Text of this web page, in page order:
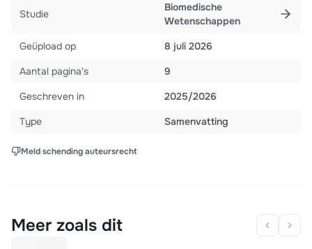
Studie
Biomedische
Wetenschappen
Geüpload op
8 juli 2026
Aantal pagina's
9
Geschreven in
2025/2026
Type
Samenvatting
Meld schending auteursrecht
Meer zoals dit